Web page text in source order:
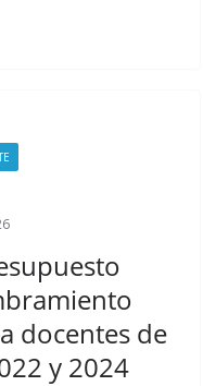
docentes de
y 2024